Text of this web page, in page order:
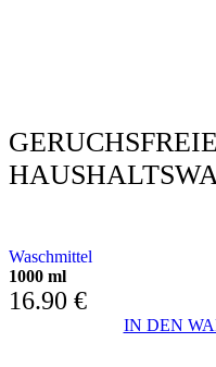
Waschmittel
1000 ml
16.90 €
IN DEN